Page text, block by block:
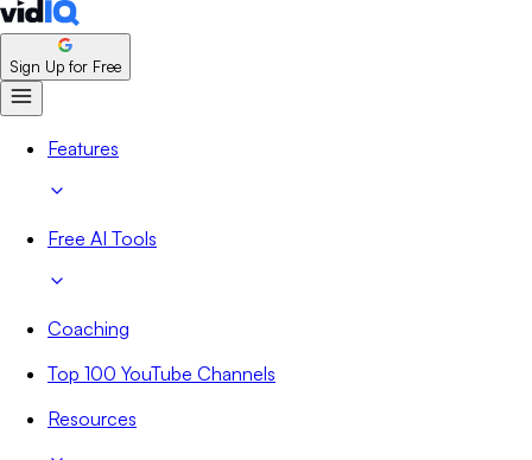
Sign Up for Free
Features
Free AI Tools
Coaching
Top 100 YouTube Channels
Resources